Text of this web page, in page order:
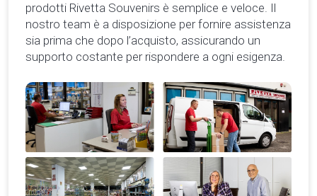
prodotti Rivetta Souvenirs è semplice e veloce. Il
nostro team è a disposizione per fornire assistenza
sia prima che dopo l’acquisto, assicurando un
supporto costante per rispondere a ogni esigenza.